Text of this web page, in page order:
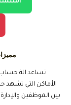
💬
تساعد الة حساب
الأماكن التي تشهد
بين الموظفين